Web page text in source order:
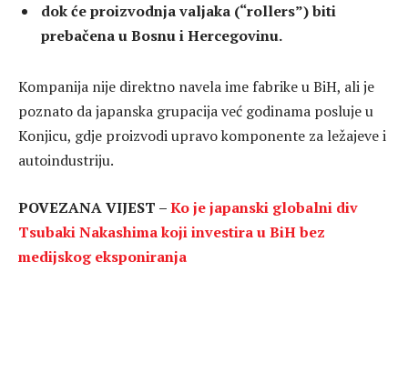
dok ćeproizvodnja valjaka (“rollers”) biti
prebačena u Bosnu i Hercegovinu.
Kompanija nije direktno navela ime fabrike u BiH, ali je
poznato da japanska grupacija već godinama posluje u
Konjicu, gdje proizvodi upravo komponente za ležajeve i
autoindustriju.
POVEZANA VIJEST –Ko je japanski globalni div
Tsubaki Nakashima koji investira u BiH bez
medijskog eksponiranja